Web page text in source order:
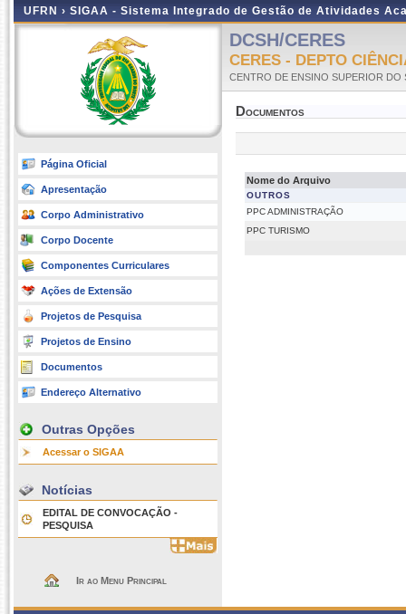
UFRN › SIGAA - Sistema Integrado de Gestão de Atividades
Página Oficial
Apresentação
Corpo Administrativo
Corpo Docente
Componentes Curriculares
Ações de Extensão
Projetos de Pesquisa
Projetos de Ensino
Documentos
Endereço Alternativo
Outras Opções
Acessar o SIGAA
Notícias
EDITAL DE CONVOCAÇÃO -
PESQUISA
Ir ao Menu Principal
DCSH/CERES
CERES - DEPTO
CENTRO DE ENSINO SUPERIOR DO
Documentos
Nome do Arquivo
OUTROS
PPC ADMINISTRAÇÃO
PPC TURISMO